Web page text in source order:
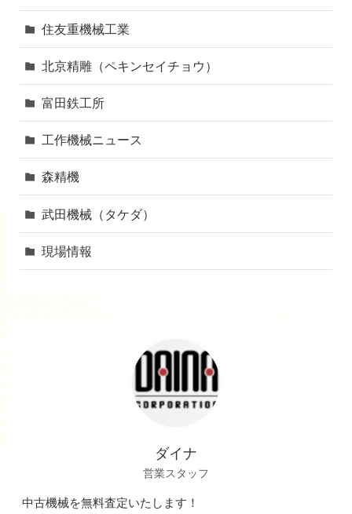
住友重機械工業
北京精雕（ペキンセイチョウ）
富田鉄工所
工作機械ニュース
森精機
武田機械（タケダ）
現場情報
ダイナ
営業スタッフ
中古機械を無料査定いたします！